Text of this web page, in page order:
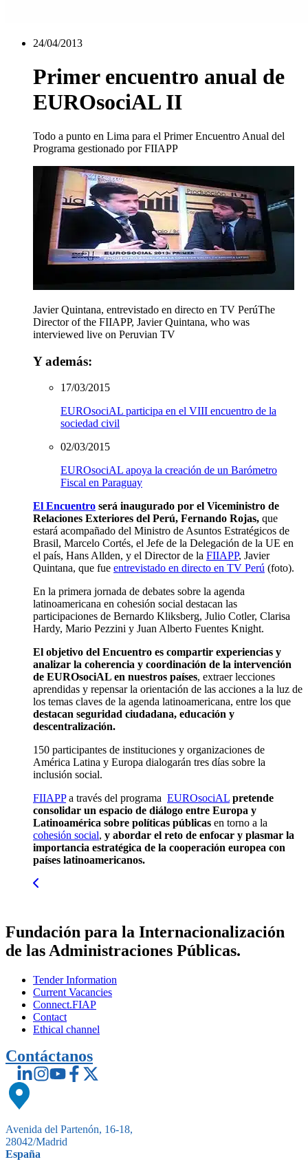
24/04/2013
Primer encuentro anual de
EUROsociAL II
Todo a punto en Lima para el Primer Encuentro Anual del
Programa gestionado por FIIAPP
Javier Quintana, entrevistado en directo en TV PerúThe
Director of the FIIAPP, Javier Quintana, who was
interviewed live on Peruvian TV
Y además:
17/03/2015
EUROsociAL participa en el VIII encuentro de la
sociedad civil
02/03/2015
EUROsociAL apoya la creación de un Barómetro
Fiscal en Paraguay
El Encuentro será inaugurado por el Viceministro de
Relaciones Exteriores del Perú, Fernando Rojas, que
estará acompañado del Ministro de Asuntos Estratégicos de
Brasil, Marcelo Cortés, el Jefe de la Delegación de la UE en
el país, Hans Allden, y el Director de la FIIAPP, Javier
Quintana, que fue entrevistado en directo en TV Perú (foto).
En la primera jornada de debates sobre la agenda
latinoamericana en cohesión social destacan las
participaciones de Bernardo Kliksberg, Julio Cotler, Clarisa
Hardy, Mario Pezzini y Juan Alberto Fuentes Knight.
El objetivo del Encuentro es compartir experiencias y
analizar la coherencia y coordinación de la intervención
de EUROsociAL en nuestros países, extraer lecciones
aprendidas y repensar la orientación de las acciones a la luz de
los temas claves de la agenda latinoamericana, entre los que
destacan seguridad ciudadana, educación y
descentralización.
150 participantes de instituciones y organizaciones de
América Latina y Europa dialogarán tres días sobre la
inclusión social.
FIIAPPa través del programa EUROsociAL pretende
consolidar un espacio de diálogo entre Europa y
Latinoamérica sobre políticas públicas en torno a la
cohesión social, y abordar el reto de enfocar y plasmar la
importancia estratégica de la cooperación europea con
países latinoamericanos.
Fundación para la Internacionalización
de las Administraciones Públicas.
Tender Information
Current Vacancies
Connect.FIAP
Contact
Ethical channel
Contáctanos
Avenida del Partenón, 16-18,
28042/Madrid
España